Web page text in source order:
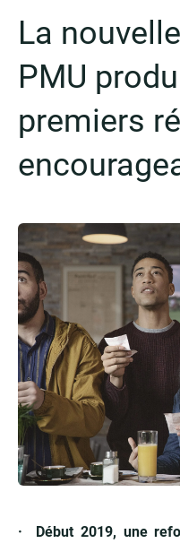
La
PMU
premiers
· Début 2019, une